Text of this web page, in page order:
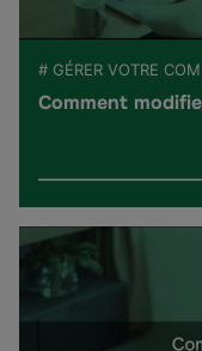
# GÉRER VOTRE
Comment